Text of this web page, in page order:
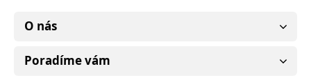
O nás
Poradíme vám